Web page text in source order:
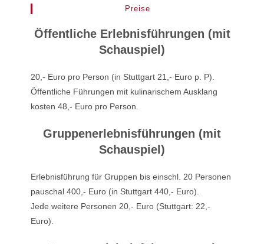
Preise
Öffentliche Erlebnisführungen (mit
Schauspiel)
20,- Euro pro Person (in Stuttgart 21,- Euro p. P).
Öffentliche Führungen mit kulinarischem Ausklang
kosten 48,- Euro pro Person.
Gruppenerlebnisführungen (mit
Schauspiel)
Erlebnisführung für Gruppen bis einschl. 20 Personen
pauschal 400,- Euro (in Stuttgart 440,- Euro).
Jede weitere Personen 20,- Euro (Stuttgart: 22,-
Euro).